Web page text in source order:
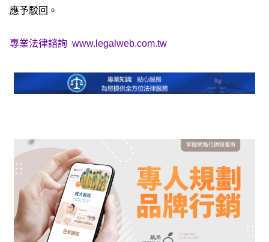
應予駁回。
專業法律諮詢www.legalweb.com.tw